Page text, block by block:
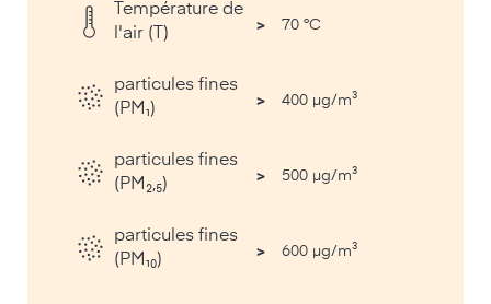
Température de
l'air (T)
> 70 °C
particules fines
(PM₁)
> 400 µg/m³
particules fines
(PM₂,₅)
> 500 µg/m³
particules fines
(PM₁₀)
> 600 µg/m³